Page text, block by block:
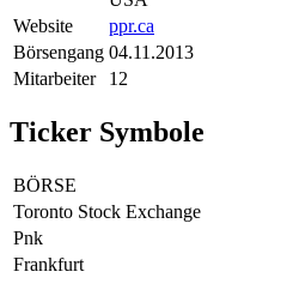
Website
ppr.ca
Börsengang 04.11.2013
Mitarbeiter
12
Ticker Symbole
BÖRSE
Toronto Stock Exchange
Pnk
Frankfurt